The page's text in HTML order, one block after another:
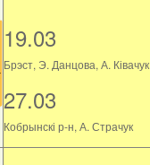
19.03
Брэст, Э. Данцова, А. Ківачук
27.03
Кобрынскі р-н, А. Страчук